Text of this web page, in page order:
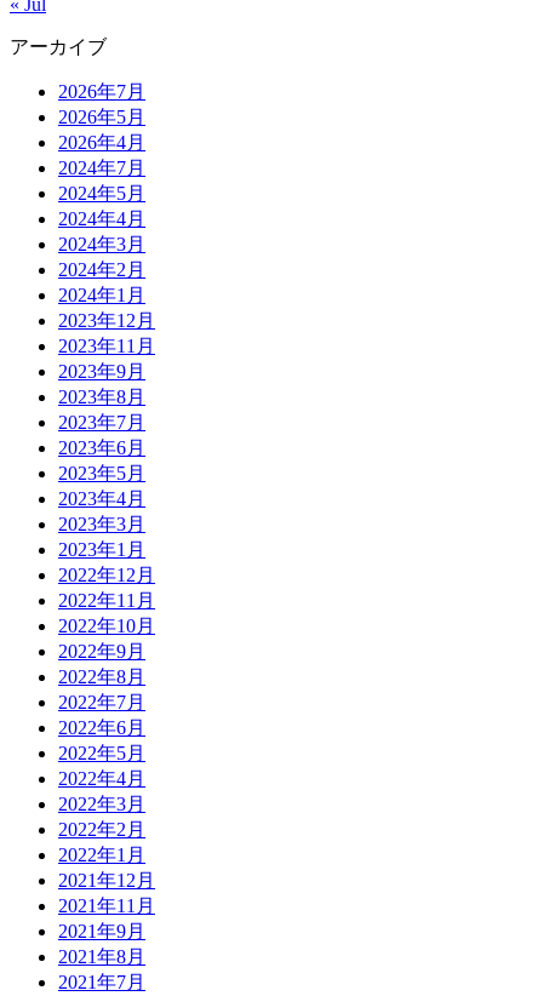
« Jul
アーカイブ
2026年7月
2026年5月
2026年4月
2024年7月
2024年5月
2024年4月
2024年3月
2024年2月
2024年1月
2023年12月
2023年11月
2023年9月
2023年8月
2023年7月
2023年6月
2023年5月
2023年4月
2023年3月
2023年1月
2022年12月
2022年11月
2022年10月
2022年9月
2022年8月
2022年7月
2022年6月
2022年5月
2022年4月
2022年3月
2022年2月
2022年1月
2021年12月
2021年11月
2021年9月
2021年8月
2021年7月